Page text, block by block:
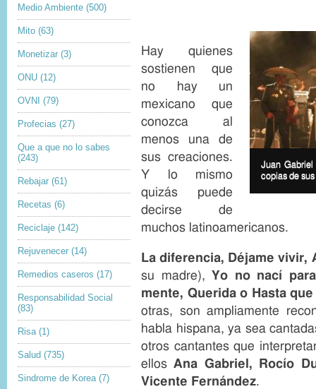
Medio Ambiente (500)
Mito (63)
Monetizar (3)
ONU (12)
OVNI (79)
Profecias (27)
Que a que no lo sabes
(243)
Rebajar (61)
Recetas (6)
Reciclaje (142)
Rejuvenecer (14)
Remedios caseros (17)
Responsabilidad Social
(83)
Risa (1)
Salud (735)
Sindrome de Korea (7)
o
p
r
g
h
I
m
a
t
o
n
Juan
copias de
Hay quienes
sostienen que
no hay un
mexicano que
conozca al
menos una de
sus creaciones.
Y lo mismo
quizás puede
decirse de
muchos latinoamericanos.
La diferencia, Déjame vivir,
su madre),Yo no nací
mente, Querida o Hasta
otras, son ampliamente
habla hispana, ya sea
otros cantantes que
ellosAna Gabriel, Rocío
Vicente Fernández.